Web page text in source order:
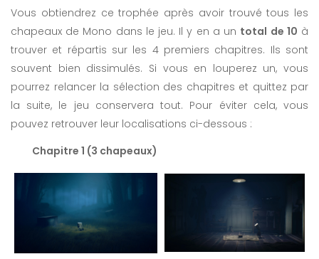
Vous obtiendrez ce trophée après avoir trouvé tous les
chapeaux de Mono dans le jeu. Il y en a un total de 10 à
trouver et répartis sur les 4 premiers chapitres. Ils sont
souvent bien dissimulés. Si vous en louperez un, vous
pourrez relancer la sélection des chapitres et quittez par
la suite, le jeu conservera tout. Pour éviter cela, vous
pouvez retrouver leur localisations ci-dessous :
Chapitre 1 (3 chapeaux)